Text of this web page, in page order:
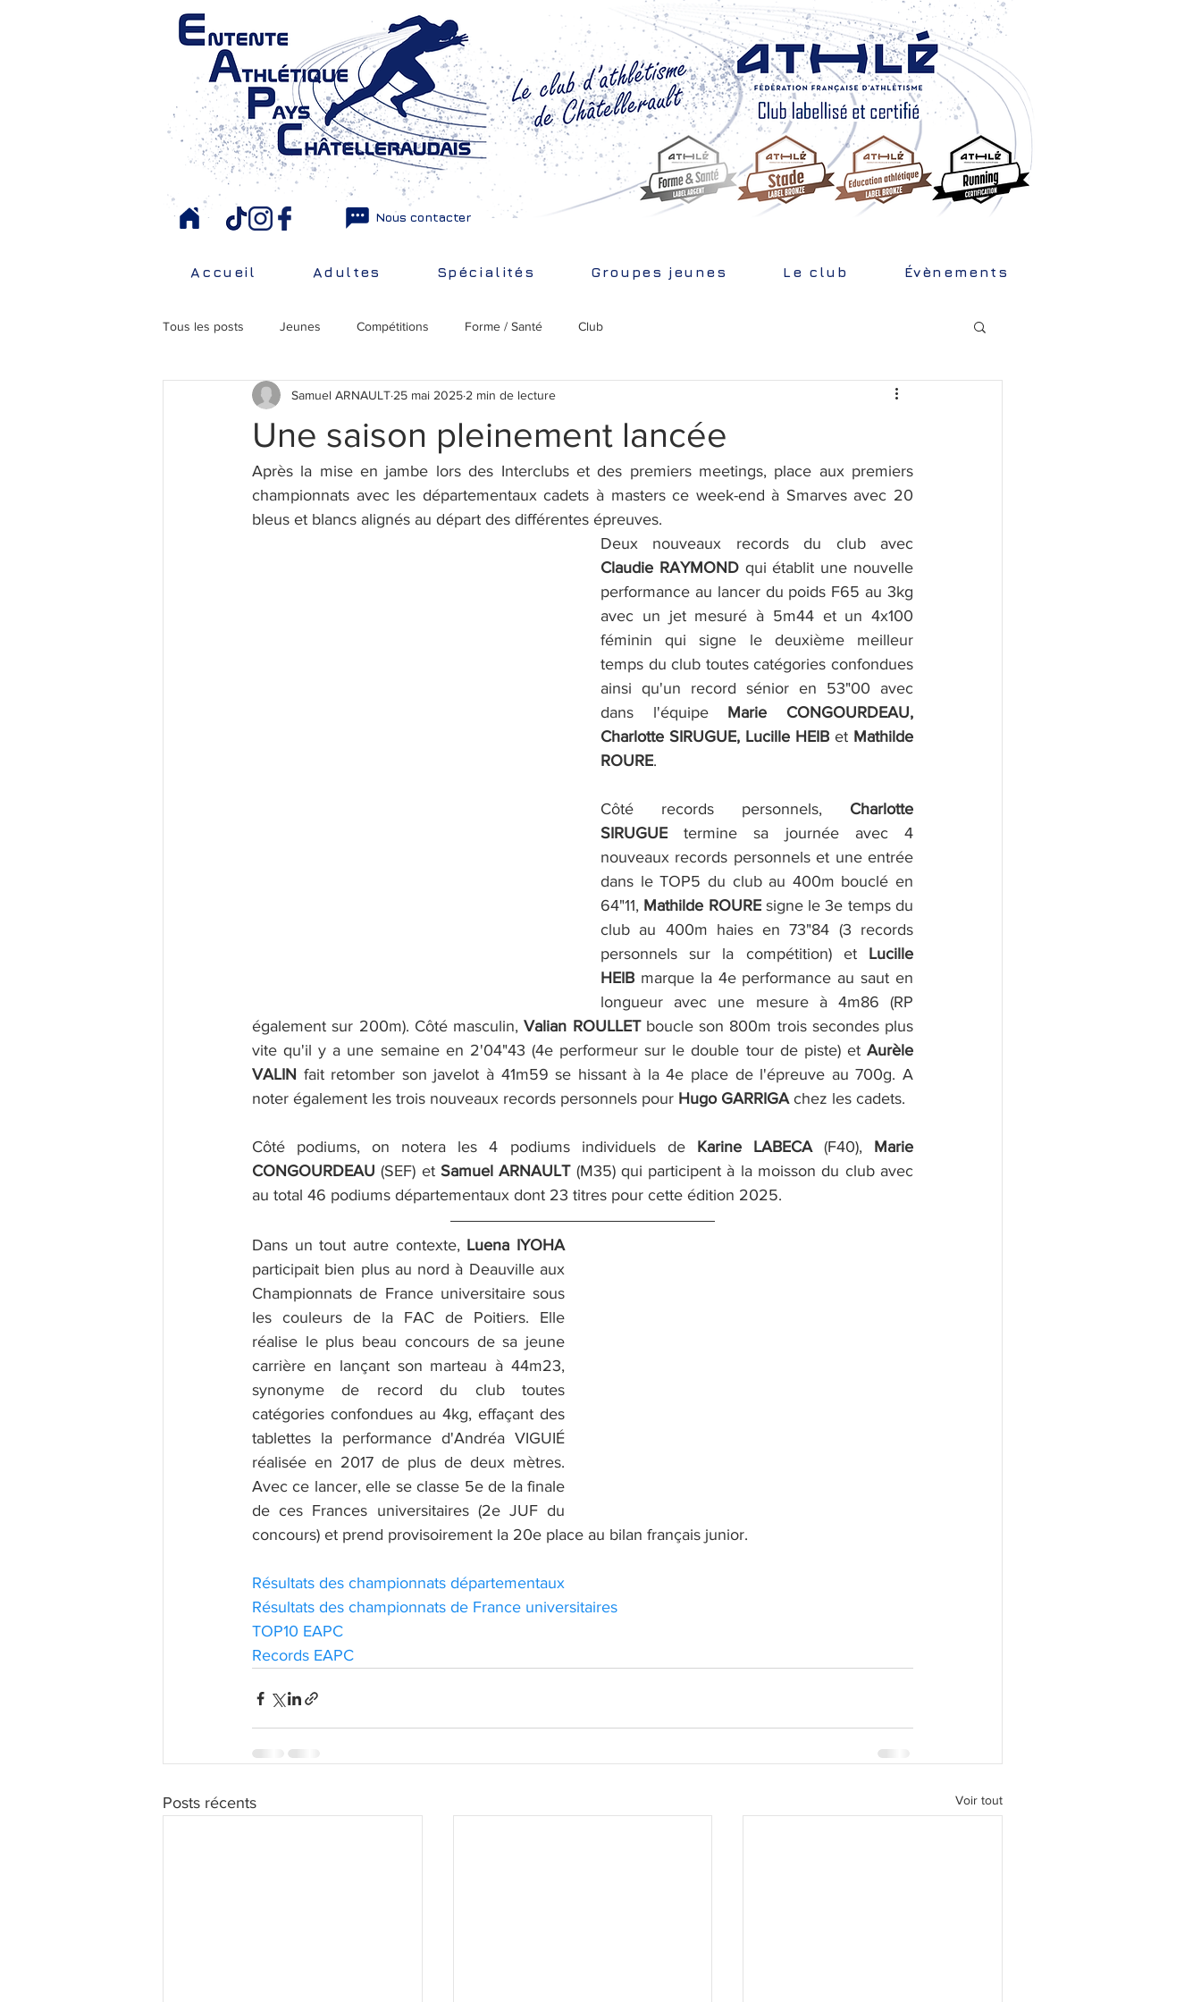
Nous contacter
Accueil Adultes Spécialités Groupes jeunes Le club Évènements
Tous les posts Jeunes Compétitions Forme / Santé Club
Une saison pleinement lancée
Samuel ARNAULT 25 mai 2025 2 min de lecture
Après la mise en jambe lors des Interclubs et des premiers meetings, place aux premiers
championnats avec les départementaux cadets à masters ce week-end à Smarves avec 20
bleus et blancs alignés au départ des différentes épreuves.
Claudie RAYMOND qui établit une nouvelle
performance au lancer du poids F65 au 3kg
avec un jet mesuré à 5m44 et un 4x100
féminin qui signe le deuxième meilleur
temps du club toutes catégories confondues
ainsi qu'un record sénior en 53"00 avec
dans l'équipe Marie CONGOURDEAU,
Charlotte SIRUGUE, Lucille HEIB et Mathilde
ROURE.
Côté records personnels, Charlotte
SIRUGUE termine sa journée avec 4
nouveaux records personnels et une entrée
dans le TOP5 du club au 400m bouclé en
64"11, Mathilde ROURE signe le 3e temps du
club au 400m haies en 73"84 (3 records
personnels sur la compétition) et Lucille
HEIB marque la 4e performance au saut en
longueur avec une mesure à 4m86 (RP
également sur 200m). Côté masculin, Valian ROULLET boucle son 800m trois secondes plus
vite qu'il y a une semaine en 2'04"43 (4e performeur sur le double tour de piste) et Aurèle
VALIN fait retomber son javelot à 41m59 se hissant à la 4e place de l'épreuve au 700g. A
noter également les trois nouveaux records personnels pour Hugo GARRIGA chez les cadets.
Côté podiums, on notera les 4 podiums individuels de Karine LABECA (F40), Marie
CONGOURDEAU (SEF) et Samuel ARNAULT (M35) qui participent à la moisson du club avec
au total 46 podiums départementaux dont 23 titres pour cette édition 2025.
Dans un tout autre contexte, Luena IYOHA
participait bien plus au nord à Deauville aux
Championnats de France universitaire sous
les couleurs de la FAC de Poitiers. Elle
réalise le plus beau concours de sa jeune
carrière en lançant son marteau à 44m23,
synonyme de record du club toutes
catégories confondues au 4kg, effaçant des
tablettes la performance d'Andréa VIGUIÉ
réalisée en 2017 de plus de deux mètres.
Avec ce lancer, elle se classe 5e de la finale
de ces Frances universitaires (2e JUF du
concours) et prend provisoirement la 20e place au bilan français junior.
Résultats des championnats départementaux
Résultats des championnats de France universitaires
TOP10 EAPC
Records EAPC
Posts récents Voir tout